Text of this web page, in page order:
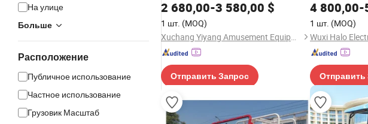
На улице
Больше
Расположение
Публичное использование
Частное использование
Грузовик Масштаб
Охотничья машина
2 680,00-3 580,00 $
1 шт. (MOQ)
Xuchang Yiyang Amusement Equipment Co., Ltd.
Отправить Запрос
4 800,00-
1 шт. (MOQ)
Отправить